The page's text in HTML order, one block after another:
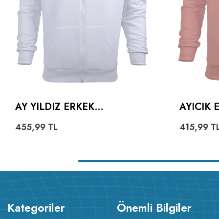
AY YILDIZ ERKEK
455,99 TL
AYICIK
415,99
Kategoriler Önemli Bilgiler